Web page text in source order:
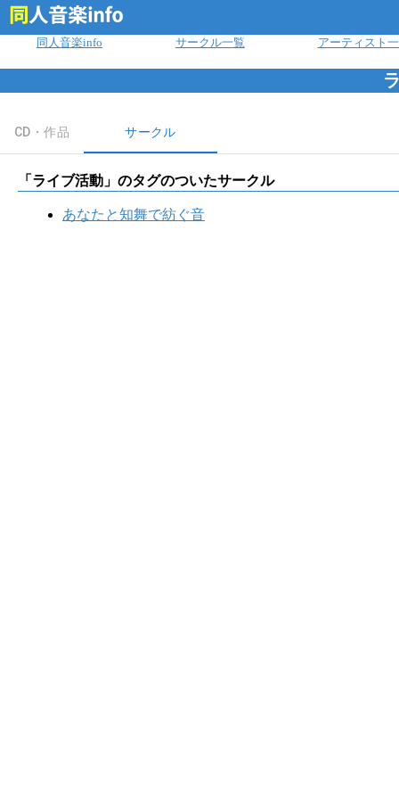
同人音楽info サークル一覧 アーティスト
CD・作品 サークル
「 ライブ活動 」のタグのついたサークル
あなたと知舞で紡ぐ音